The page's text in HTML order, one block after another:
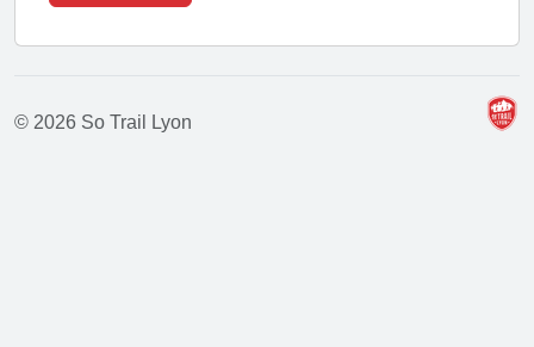
© 2026 So Trail Lyon